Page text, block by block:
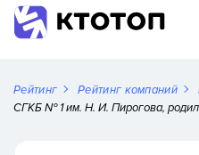
Рейтинг Рейтинг компаний
СГКБ № 1 им. Н. И. Пирогова,